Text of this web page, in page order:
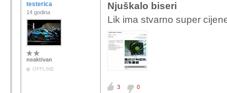
testerica
14 godina
neaktivan
OFFLINE
Njuškalo biseri
Lik ima stvarno super
3 0